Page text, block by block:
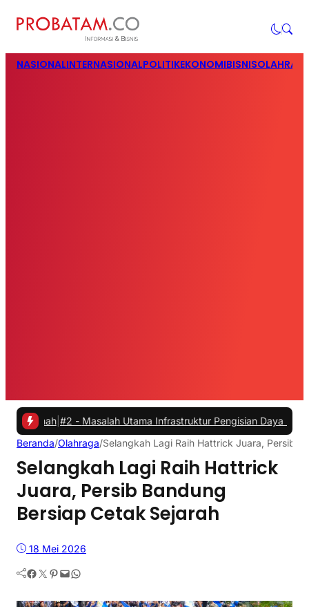
NASIONALINTERNASIONALPOLITIKEKONOMIBISNIS
#2 -Masalah Utama Infrastruktur Pengisian Daya untuk Mobil
Beranda/Olahraga/Selangkah Lagi Raih Hattrick Juara, Persib
Selangkah Lagi Raih Hattrick
Juara, Persib Bandung
Bersiap Cetak Sejarah
18 Mei 2026
Facebook Twitter Pinterest Mail WhatsApp